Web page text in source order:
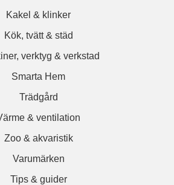
Kakel & klinker
Kök, tvätt & städ
verktyg & verkstad
Smarta Hem
Trädgård
& ventilation
Zoo & akvaristik
Varumärken
Tips & guider